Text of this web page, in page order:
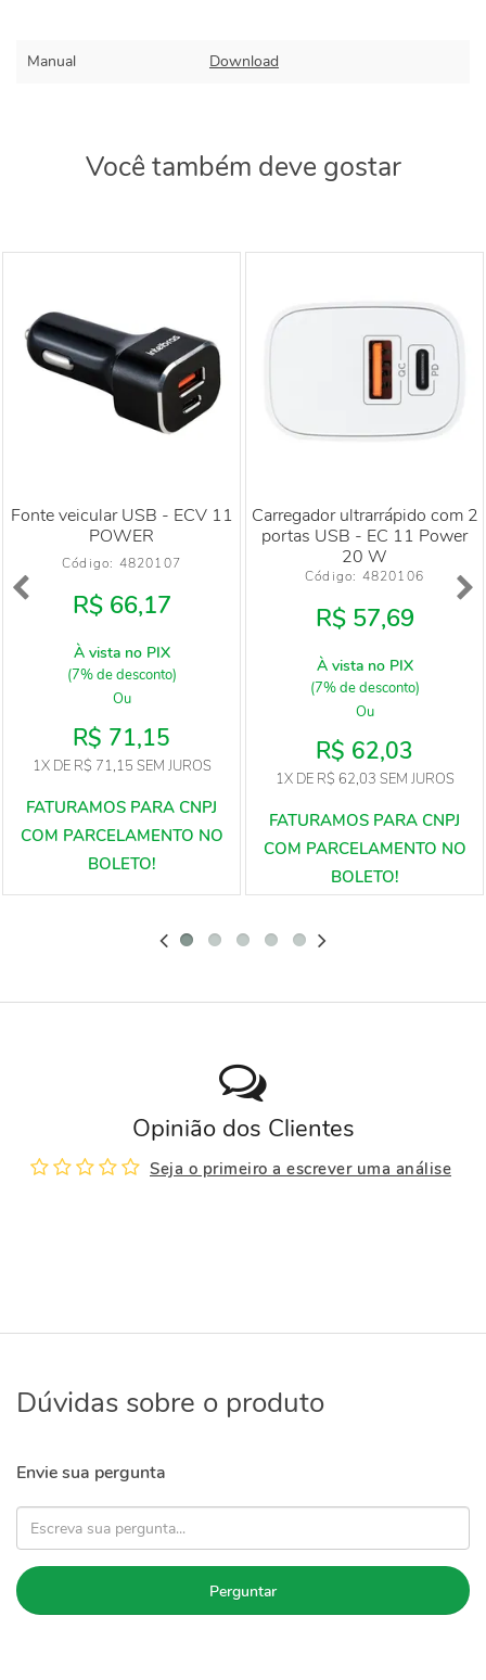
Manual Download
Você também deve gostar
Fonte veicular USB - ECV 11
POWER
Código: 4820107
R$ 66,17
À vista no PIX
(7% de desconto)
Ou
R$ 71,15
1XDE R$ 71,15 SEM JUROS
Carregador ultrarrápido com 2
portas USB - EC 11 Power
20 W
Código: 4820106
R$ 57,69
À vista no PIX
(7% de desconto)
Ou
R$ 62,03
1XDE R$ 62,03 SEM JUROS
Opinião dos Clientes
Seja o primeiro a escrever uma análise
Dúvidas sobre o produto
Envie sua pergunta
Perguntar